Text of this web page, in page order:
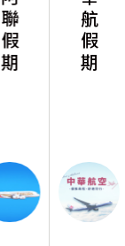
阿聯假期 華航假期